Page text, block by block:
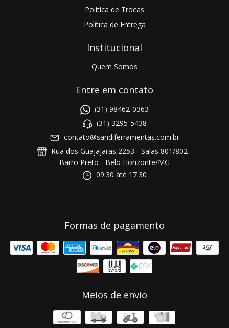
Política de Trocas
Política de Entrega
Institucional
Quem Somos
Entre em contato
(31) 98462-0363
(31) 3295-5438
contato@sandiferramentas.com.br
Rua dos Guajajaras,2253 - Salas 801/802 -
Barro Preto - Belo Horizonte/MG
09:30 até 17:30
Formas de pagamento
Meios de envio